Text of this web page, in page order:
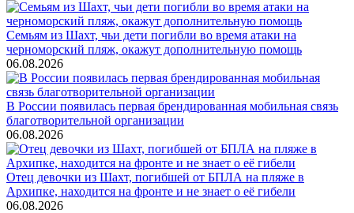
Семьям из Шахт, чьи дети погибли во время атаки на
черноморский пляж, окажут дополнительную помощь
06.08.2026
В России появилась первая брендированная мобильная связь
благотворительной организации
06.08.2026
Отец девочки из Шахт, погибшей от БПЛА на пляже в
Архипке, находится на фронте и не знает о её гибели
06.08.2026